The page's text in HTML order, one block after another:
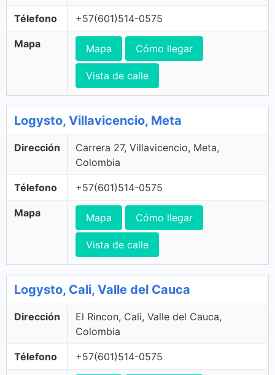
Télefono +57(601)514-0575
Mapa Mapa Cómo llegar
Vista de calle
Logysto, Villavicencio, Meta
Dirección
Carrera 27, Villavicencio, Meta,
Colombia
Télefono +57(601)514-0575
Mapa Mapa Cómo llegar
Vista de calle
Logysto, Cali, Valle del Cauca
Dirección
El Rincon, Cali, Valle del Cauca,
Colombia
Télefono +57(601)514-0575